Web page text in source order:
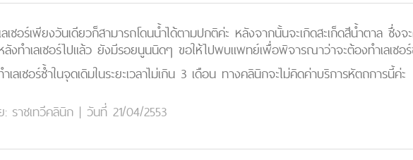
เซอร์เพียงวันเดียวก็สามารถโดนน้ำได้ตามปกติค่ะ หลังจากนั้นจะเกิดสะเก็ดสีน้ำตาล ซึ่
งทำเลเซอร์ไปแล้ว ยังมีรอยนูนนิดๆ ขอให้ไปพบแพทย์เพื่อพิจารณาว่าจะต้องทำเลเซอร์
เลเซอร์ซ้ำในจุดเดิมในระยะเวลาไม่เกิน 3 เดือน ทางคลินิกจะไม่คิดค่าบริการหัตถการนี้ค่ะ
: ราชเทวีคลินิก | วันที่ 21/04/2553